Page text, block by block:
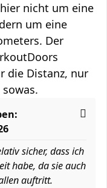
nicht um eine
um eine
Der
die Distanz, nur
sicher, dass ich
habe, da sie auch
auftritt.